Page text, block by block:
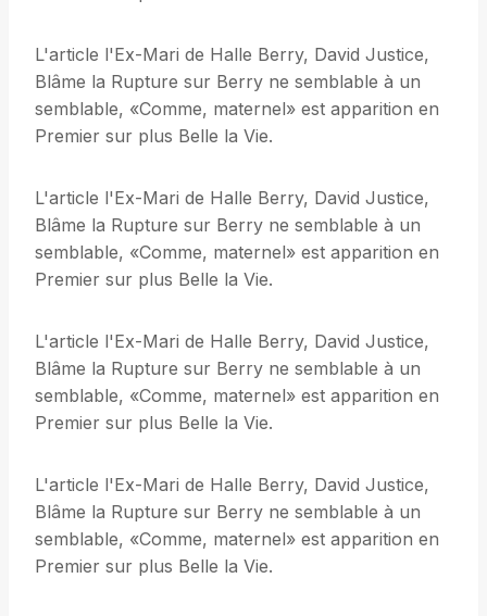
L'article l'Ex-Mari de Halle Berry, David Justice,
Blâme la Rupture sur Berry ne semblable à un
semblable, «Comme, maternel» est apparition en
Premier sur plus Belle la Vie.
L'article l'Ex-Mari de Halle Berry, David Justice,
Blâme la Rupture sur Berry ne semblable à un
semblable, «Comme, maternel» est apparition en
Premier sur plus Belle la Vie.
L'article l'Ex-Mari de Halle Berry, David Justice,
Blâme la Rupture sur Berry ne semblable à un
semblable, «Comme, maternel» est apparition en
Premier sur plus Belle la Vie.
L'article l'Ex-Mari de Halle Berry, David Justice,
Blâme la Rupture sur Berry ne semblable à un
semblable, «Comme, maternel» est apparition en
Premier sur plus Belle la Vie.